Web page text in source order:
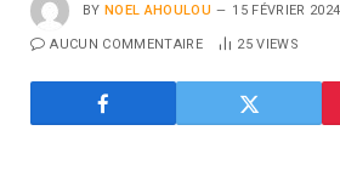
BY NOEL AHOULOU 15 FÉVRIER 2024
AUCUN COMMENTAIRE 25VIEWS